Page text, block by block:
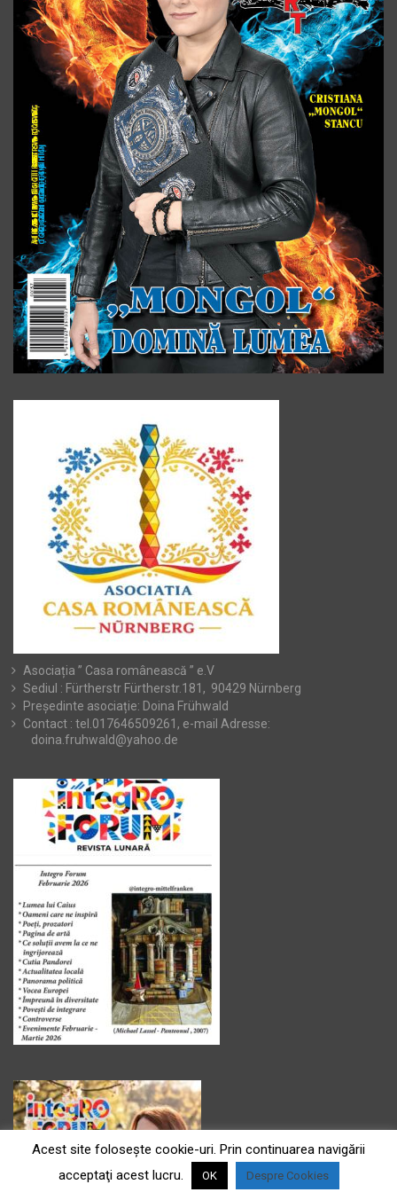
Asociația ” Casa românească ” e.V
Sediul : Fürtherstr Fürtherstr.181, 90429 Nürnberg
Președinte asociație: Doina Frühwald
Contact : tel.017646509261, e-mail Adresse:
doina.fruhwald@yahoo.de
Acest site foloseşte cookie-uri. Prin continuarea navigării
acceptaţi acest lucru.
OK Despre Cookies